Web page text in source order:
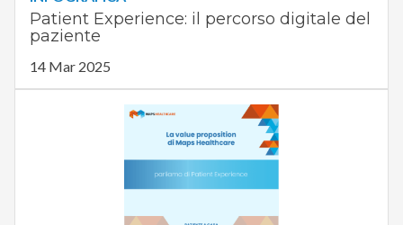
Patient Experience: il percorso digitale del
paziente
14 Mar 2025